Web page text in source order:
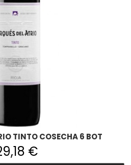
TINTO COSECHA 6 BOT
€